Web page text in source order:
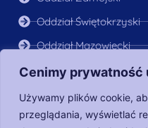
Cenimy
Używamy plików cookie,
przeglądania, wyświetlać
Oddział Świętokrzyski
Oddział Mazowiecki
Oddział Podkarpacki
MENU:
O Nas